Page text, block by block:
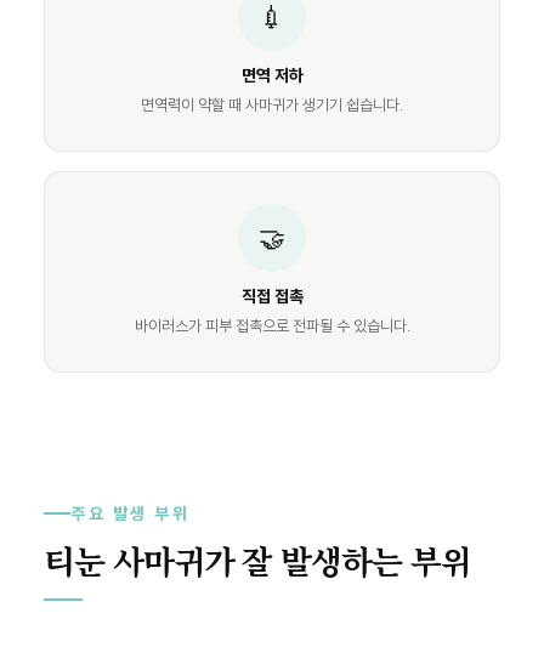
💉
면역 저하
면역력이 약할 때 사마귀가 생기기 쉽습니다.
🤝
직접 접촉
바이러스가 피부 접촉으로 전파될 수 있습니다.
주요 발생 부위
티눈 사마귀가 잘 발생하는 부위